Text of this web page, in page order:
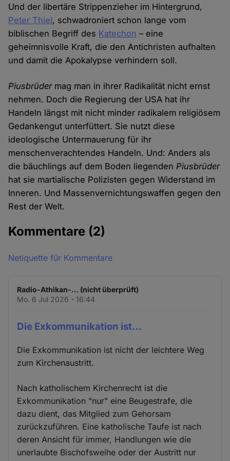
Und der libertäre Strippenzieher im Hintergrund,
Peter Thiel, schwadroniert schon lange vom
biblischen Begriff des Katechon – eine
geheimnisvolle Kraft, die den Antichristen aufhalten
und damit die Apokalypse verhindern soll.
Piusbrüdermag man in ihrer Radikalität nicht ernst
nehmen. Doch die Regierung der USA hat ihr
Handeln längst mit nicht minder radikalem religiösem
Gedankengut unterfüttert. Sie nutzt diese
ideologische Untermauerung für ihr
menschenverachtendes Handeln. Und: Anders als
die bäuchlings auf dem Boden liegenden Piusbrüder
hat sie martialische Polizisten gegen Widerstand im
Inneren. Und Massenvernichtungswaffen gegen den
Rest der Welt.
Kommentare (2)
Netiquette für Kommentare
Radio-Athikan-… (nicht überprüft)
Mo. 6 Jul 2026 - 16:44
Die Exkommunikation ist…
Die Exkommunikation ist nicht der leichtere Weg
zum Kirchenaustritt.
Nach katholischem Kirchenrecht ist die
Exkommunikation "nur" eine Beugestrafe, die
dazu dient, das Mitglied zum Gehorsam
zurückzuführen. Eine katholische Taufe ist nach
deren Ansicht für immer, Handlungen wie die
unerlaubte Bischofsweihe oder der Austritt nur